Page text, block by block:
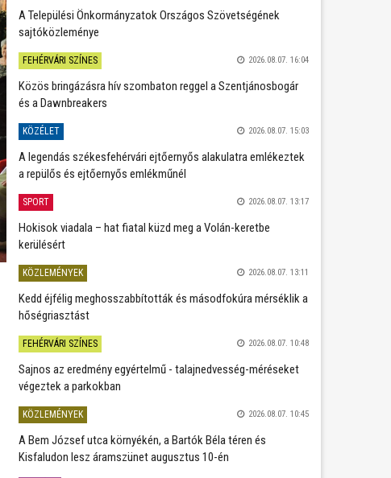
A Települési Önkormányzatok Országos Szövetségének
sajtóközleménye
FEHÉRVÁRI SZÍNES 2026.08.07. 16:04
Közös bringázásra hív szombaton reggel a Szentjánosbogár
és a Dawnbreakers
KÖZÉLET 2026.08.07. 15:03
A legendás székesfehérvári ejtőernyős alakulatra emlékeztek
a repülős és ejtőernyős emlékműnél
SPORT 2026.08.07. 13:17
Hokisok viadala – hat fiatal küzd meg a Volán-keretbe
kerülésért
KÖZLEMÉNYEK 2026.08.07. 13:11
Kedd éjfélig meghosszabbították és másodfokúra mérséklik a
hőségriasztást
FEHÉRVÁRI SZÍNES 2026.08.07. 10:48
Sajnos az eredmény egyértelmű - talajnedvesség-méréseket
végeztek a parkokban
KÖZLEMÉNYEK 2026.08.07. 10:45
A Bem József utca környékén, a Bartók Béla téren és
Kisfaludon lesz áramszünet augusztus 10-én